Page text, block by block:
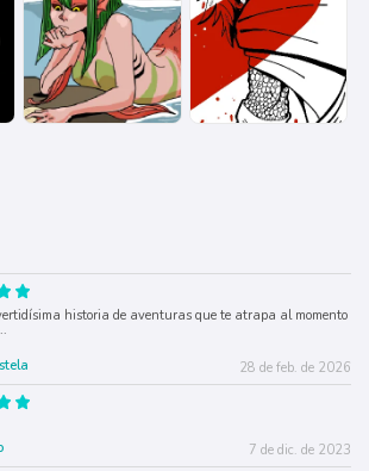
historia de aventuras que te atrapa al momento
28 de feb. de 2026
7 de dic. de 2023